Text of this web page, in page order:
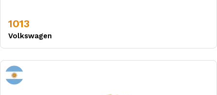
1013
Volkswagen